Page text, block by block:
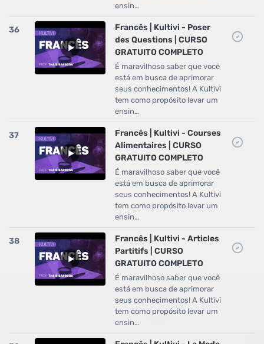
ensin…
36
Francês | Kultivi - Poser
des Questions | CURSO
GRATUITO COMPLETO
É maravilhoso saber que você
está em busca de aprimorar
seus conhecimentos! A Kultivi
tem como propósito levar um
ensin…
37
Francês | Kultivi - Courses
Alimentaires | CURSO
GRATUITO COMPLETO
É maravilhoso saber que você
está em busca de aprimorar
seus conhecimentos! A Kultivi
tem como propósito levar um
ensin…
38
Francês | Kultivi - Articles
Partitifs | CURSO
GRATUITO COMPLETO
É maravilhoso saber que você
está em busca de aprimorar
seus conhecimentos! A Kultivi
tem como propósito levar um
ensin…